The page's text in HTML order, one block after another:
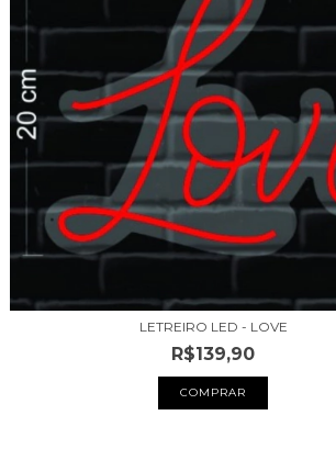
LETREIRO LED - LOVE
R$139,90